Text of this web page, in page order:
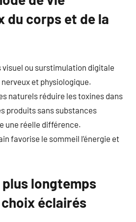
du corps et de la
ou surstimulation digitale
et physiologique.
naturels réduire les toxines dans
produits sans substances
une réelle différence.
favorise le sommeil l’énergie et
longtemps
éclairés